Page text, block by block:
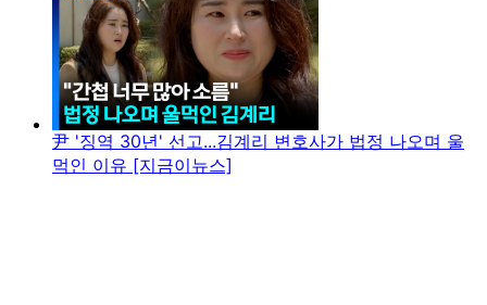
尹 '징역 30년' 선고...김계리 변호사가 법정 나오며 울
먹인 이유 [지금이뉴스]